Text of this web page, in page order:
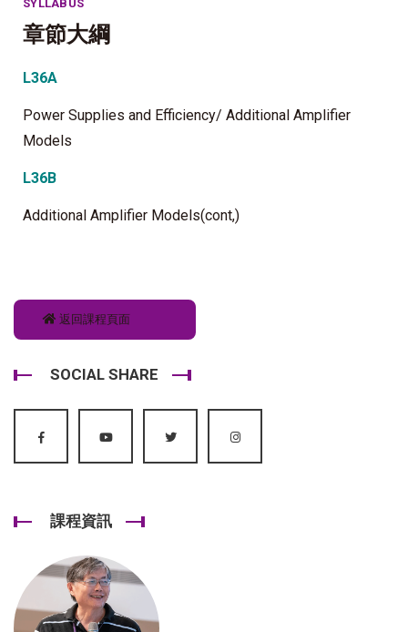
SYLLABUS
章節大綱
L36A
Power Supplies and Efficiency/ Additional Amplifier
Models
L36B
Additional Amplifier Models(cont,)
返回課程頁面
SOCIAL SHARE
課程資訊